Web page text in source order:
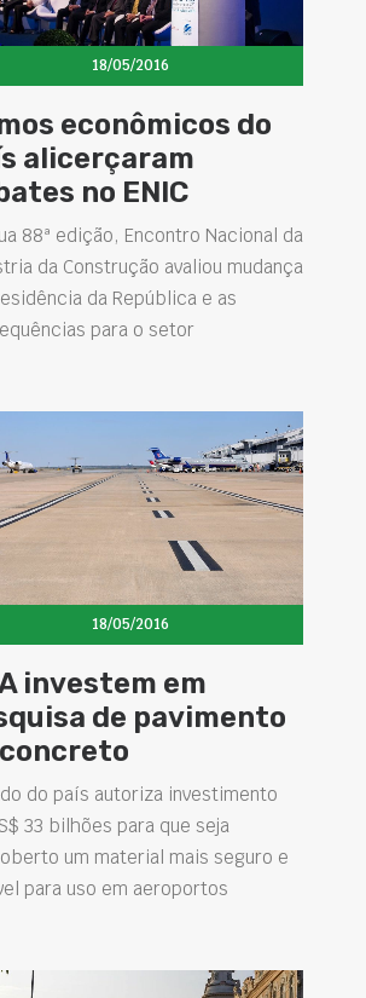
18/05/2016
econômicos do
alicerçaram
no ENIC
88ª edição, Encontro Nacional da
da Construção avaliou mudança
da República e as
para o setor
18/05/2016
investem em
de pavimento
do país autoriza investimento
33 bilhões para que seja
um material mais seguro e
para uso em aeroportos